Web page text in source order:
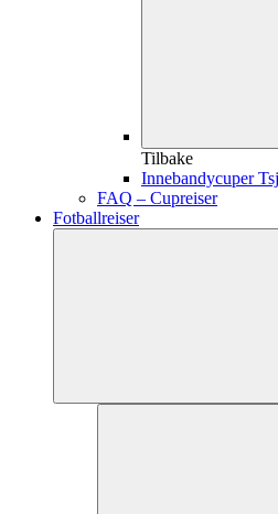
Tilbake
Innebandycuper
FAQ – Cupreiser
Fotballreiser